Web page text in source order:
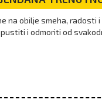
na obilje smeha, radosti
i odmoriti od